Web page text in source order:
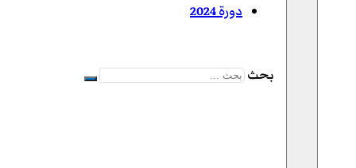
دورة 2024
بحث